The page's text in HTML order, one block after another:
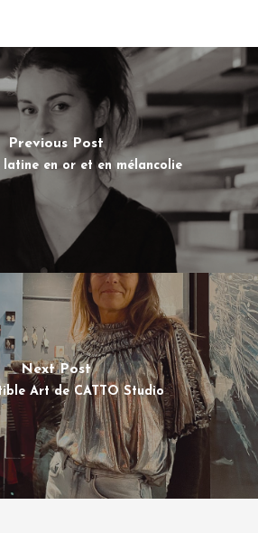
Previous Post
latine en or et en mélancolie
Next Post
Art de CATTO Studio